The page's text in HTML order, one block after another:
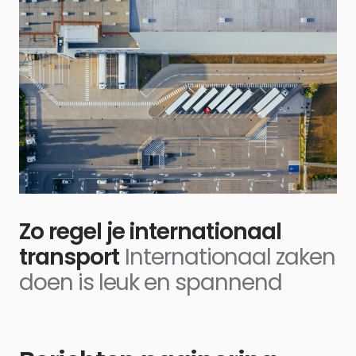
Zo regel je internationaal
transport Internationaal zaken
doen is leuk en spannend